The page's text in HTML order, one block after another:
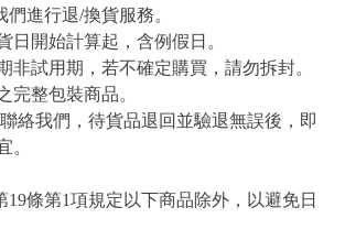
進行退/換貨服務。
日開始計算起，含例假日。
非試用期，若不確定購買，請勿拆封。
完整包裝商品。
絡我們，待貨品退回並驗退無誤後，即
。
19條第1項規定以下商品除外，以避免日